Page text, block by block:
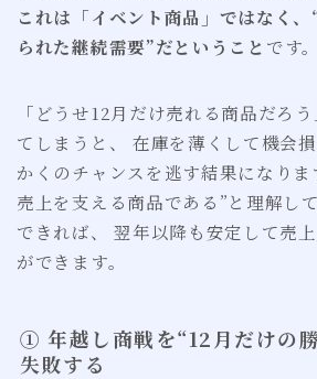
これは「イベント商品」ではなく
られた継続需要”だということ です。
「どうせ12月だけ売れる商品だろ
てしまうと、 在庫を薄くして機会
かくのチャンスを逃す結果になり
売上を支える商品である”と理解し
できれば、 翌年以降も安定して売
ができます。
① 年越し商戦を“12月だけの
失敗する